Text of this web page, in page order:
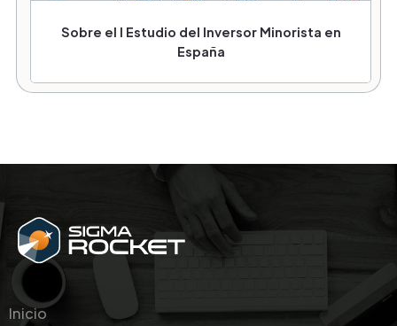
Sobre el I Estudio del Inversor Minorista en
España
Inicio